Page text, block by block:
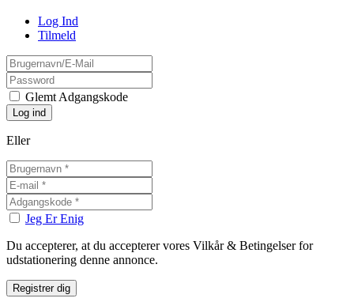
Log Ind
Tilmeld
Glemt Adgangskode
Eller
Jeg Er Enig
Du accepterer, at du accepterer vores Vilkår & Betingelser for
udstationering denne annonce.